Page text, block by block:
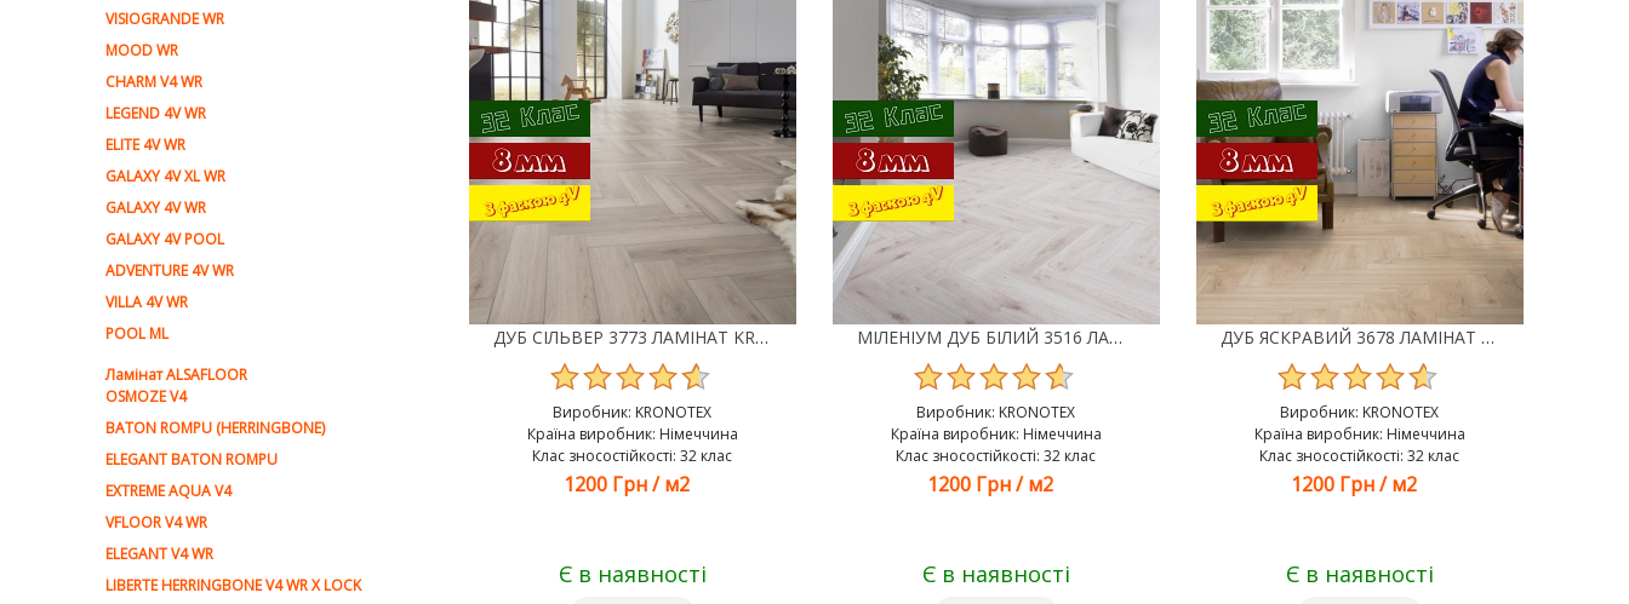
VISIOGRANDE WR
MOOD WR
CHARM V4 WR
LEGEND 4V WR
ELITE 4V WR
GALAXY 4V XL WR
GALAXY 4V WR
GALAXY 4V POOL
ADVENTURE 4V WR
VILLA 4V WR
POOL ML
Ламiнат ALSAFLOOR
OSMOZE V4
BATON ROMPU (HERRINGBONE)
ELEGANT BATON ROMPU
EXTREME AQUA V4
VFLOOR V4 WR
ELEGANT V4 WR
LIBERTE HERRINGBONE V4 WR X LOCK
ДУБ СІЛЬВЕР 3773 ЛАМІНАТ KRONOTEX HERRINGBONE
Виробник: KRONOTEX
Країна виробник: Німеччина
Клас зносостійкості: 32 клас
1200 Грн/м2
Є в наявності
МІЛЕНІУМ ДУБ БІЛИЙ 3516 ЛАМІНАТ KRONOTEX HERRINGBONE
Виробник: KRONOTEX
Країна виробник: Німеччина
Клас зносостійкості: 32 клас
1200 Грн/м2
Є в наявності
ДУБ ЯСКРАВИЙ 3678 ЛАМІНАТ KRONOTEX HERRINGBONE
Виробник: KRONOTEX
Країна виробник: Німеччина
Клас зносостійкості: 32 клас
1200 Грн/м2
Є в наявності